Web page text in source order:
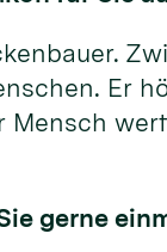
Er
Mensch
gerne